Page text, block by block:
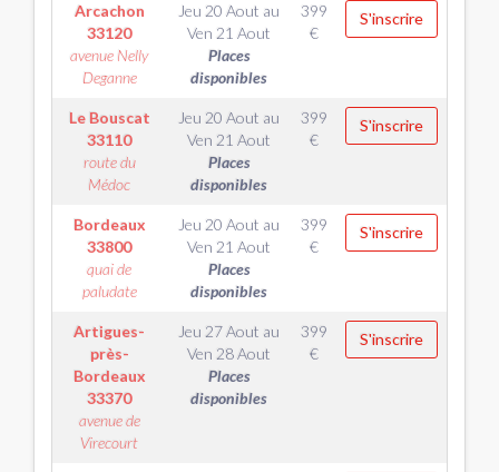
Arcachon
33120
avenue Nelly
Deganne
Jeu 20 Aout au
Ven 21 Aout
Places
disponibles
399
€
S'inscrire
Le Bouscat
33110
route du
Médoc
Jeu 20 Aout au
Ven 21 Aout
Places
disponibles
399
€
S'inscrire
Bordeaux
33800
quai de
paludate
Jeu 20 Aout au
Ven 21 Aout
Places
disponibles
399
€
S'inscrire
Artigues-
près-
Bordeaux
33370
avenue de
Virecourt
Jeu 27 Aout au
Ven 28 Aout
Places
disponibles
399
€
S'inscrire